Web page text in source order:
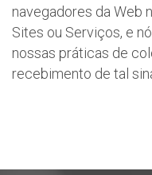
navegadores da Web
Sites ou Serviços, e
nossas práticas de
recebimento de tal